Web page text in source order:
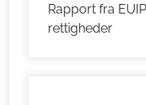
Rapport fra
rettigheder